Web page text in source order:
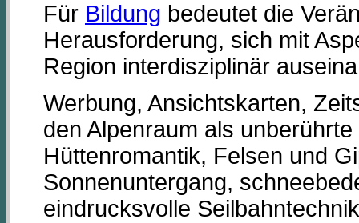
Für Bildung bedeutet die
Herausforderung, sich mit
Region interdisziplinär
Werbung, Ansichtskarten,
den Alpenraum als
Hüttenromantik, Felsen und
Sonnenuntergang,
eindrucksvolle